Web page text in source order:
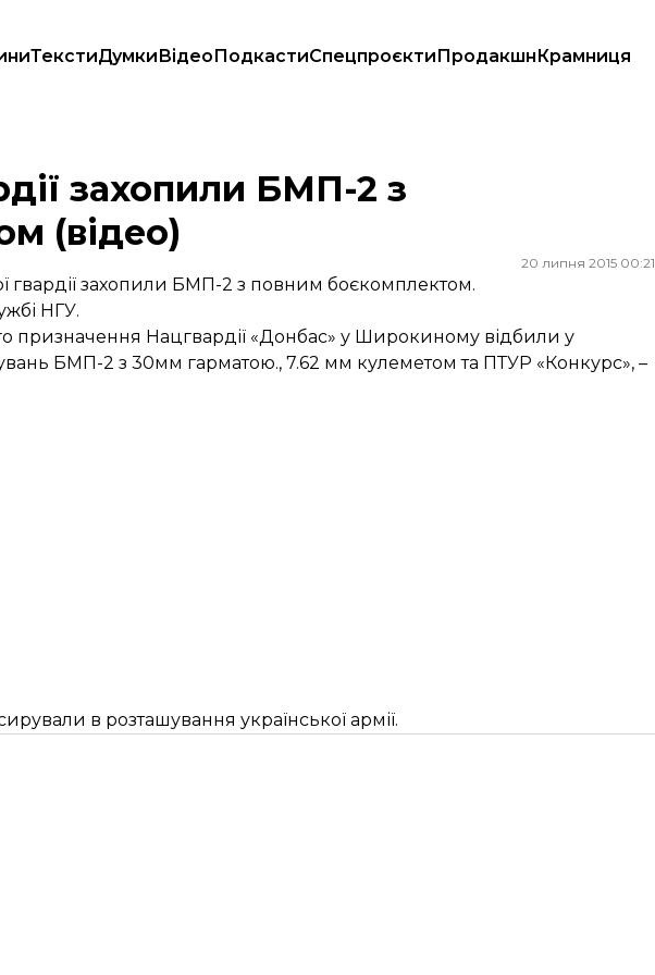
ТекстиДумкиВідеоПодкастиСпецпроєктиПродакшнКрамниця
(відео)
захопили БМП-2 з
(відео)
20 липня 2015 00:21
гвардії захопили БМП-2 з повним боєкомплектом.
НГУ.
призначення Нацгвардії «Донбас» у Широкиному відбили у
БМП-2 з 30мм гарматою., 7.62 мм кулеметом та ПТУР «Конкурс», –
в розташування української армії.